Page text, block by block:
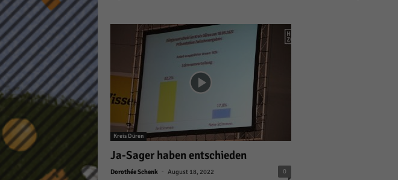
Kreis Düren
Ja-Sager haben entschieden
Dorothée Schenk - August 18, 2022 0